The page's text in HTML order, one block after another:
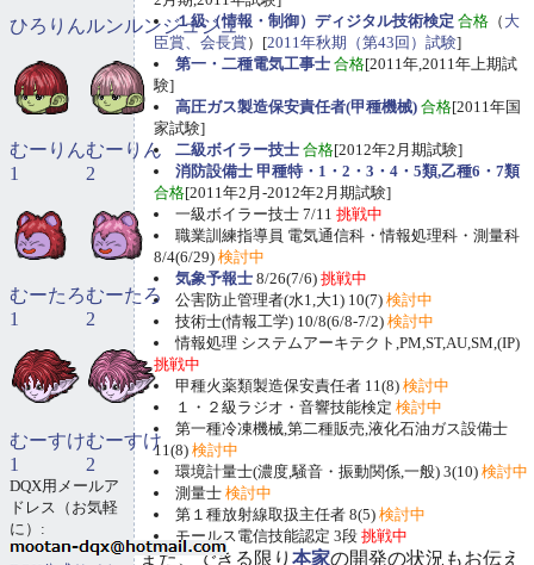
１級（情報・制御）ディジタル技術検定 合格 （ 大
臣賞、会長賞）[2011年秋期（第43回）試験]
第一・二種電気工事士 合格[2011年,2011年上期試
験]
高圧ガス製造保安責任者(甲種機械) 合格[2011年国
家試験]
二級ボイラー技士 合格[2012年2月期試験]
消防設備士 甲種特・1・2・3・4・5類,乙種6・7類
合格[2011年2月-2012年2月期試験]
一級ボイラー技士 7/11 挑戦中
職業訓練指導員 電気通信科・情報処理科・測量科
8/4(6/29) 検討中
気象予報士 8/26(7/6) 挑戦中
公害防止管理者(水1,大1) 10(7) 検討中
技術士(情報工学) 10/8(6/8-7/2) 検討中
情報処理 システムアーキテクト,PM,ST,AU,SM,(IP)
挑戦中
甲種火薬類製造保安責任者 11(8) 検討中
１・２級ラジオ・音響技能検定 検討中
第一種冷凍機械,第二種販売,液化石油ガス設備士
11(8) 検討中
環境計量士(濃度,騒音・振動関係,一般) 3(10) 検討中
測量士 検討中
第１種放射線取扱主任者 8(5) 検討中
モールス電信技能認定 3段 挑戦中
また、できる限り 本家の開発の状況もお伝え
ひろりんルンルンジュジュ
むーりん
1
むーりん
2
むーたろ
1
むーたろ
2
むーすけ
1
むーすけ
2
DQX用メールア
ドレス（お気軽
に）: